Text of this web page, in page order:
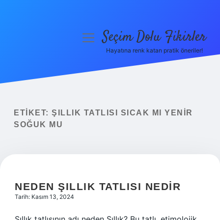
Yasal Uyarı
menüyüSeçim Dolu Fikirler
Hayatına renk katan pratik öneriler!
ETIKET: ŞILLIK TATLISI SICAK MI YENIR
SOĞUK MU
NEDEN ŞILLIK TATLISI NEDIR
Tarih: Kasım 13, 2024